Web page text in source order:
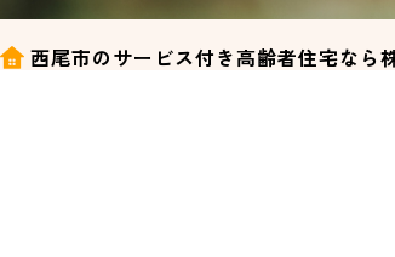
西尾市のサービス付き高齢者住宅なら